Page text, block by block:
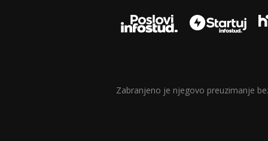
Zabranjeno je njegovo preuzimanje